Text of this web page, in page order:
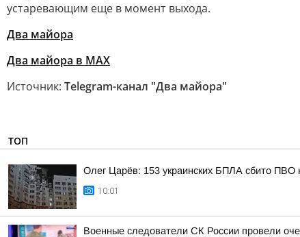
устаревающим еще в момент выхода.
Два майора
Два майора в МАХ
Источник: Telegram-канал "Два майора"
ТОП
Олег Царёв: 153 украинских БПЛА сбито ПВО
10:01
Военные следователи СК России провели